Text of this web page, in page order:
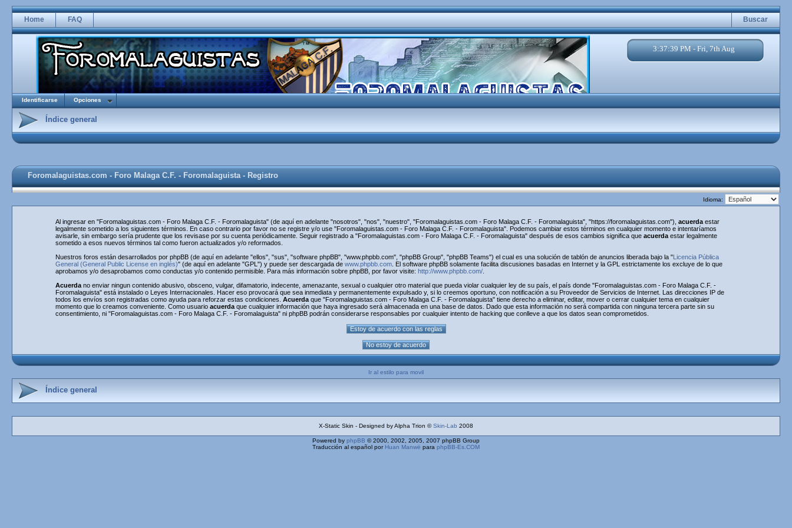
Home FAQ Buscar
3:37:39 PM - Fri, 7th Aug
Identificarse Opciones
Índice general
Foromalaguistas.com - Foro Malaga C.F. - Foromalaguista - Registro
Idioma:
Al ingresar en "Foromalaguistas.com - Foro Malaga C.F. - Foromalaguista" (de aquí en adelante "nosotros", "nos", "nuestro", "Foromalaguistas.com - Foro Malaga C.F. - Foromalaguista", "https://foromalaguistas.com"), acuerda estar
legalmente sometido a los siguientes términos. En caso contrario por favor no se registre y/o use "Foromalaguistas.com - Foro Malaga C.F. - Foromalaguista". Podemos cambiar estos términos en cualquier momento e intentaríamos
avisarle, sin embargo sería prudente que los revisase por su cuenta periódicamente. Seguir registrado a "Foromalaguistas.com - Foro Malaga C.F. - Foromalaguista" después de esos cambios significa que acuerda estar legalmente
sometido a esos nuevos términos tal como fueron actualizados y/o reformados.
Nuestros foros están desarrollados por phpBB (de aquí en adelante "ellos", "sus", "software phpBB", "www.phpbb.com", "phpBB Group", "phpBB Teams") el cual es una solución de tablón de anuncios liberada bajo la "Licencia Pública
General (General Public License en inglés)" (de aquí en adelante "GPL") y puede ser descargada de www.phpbb.com . El software phpBB solamente facilita discusiones basadas en Internet y la GPL estrictamente los excluye de lo que
aprobamos y/o desaprobamos como conductas y/o contenido permisible. Para más información sobre phpBB, por favor visite: http://www.phpbb.com/
Acuerda no enviar ningun contenido abusivo, obsceno, vulgar, difamatorio, indecente, amenazante, sexual o cualquier otro material que pueda violar cualquier ley de su país, el país donde "Foromalaguistas.com - Foro Malaga C.F. -
Foromalaguista" está instalado o Leyes Internacionales. Hacer eso provocará que sea inmediata y permanentemente expulsado y, si lo creemos oportuno, con notificación a su Proveedor de Servicios de Internet. Las direcciones IP de
todos los envíos son registradas como ayuda para reforzar estas condiciones. Acuerda que "Foromalaguistas.com - Foro Malaga C.F. - Foromalaguista" tiene derecho a eliminar, editar, mover o cerrar cualquier tema en cualquier
momento que lo creamos conveniente. Como usuario acuerda que cualquier información que haya ingresado será almacenada en una base de datos. Dado que esta información no será compartida con ninguna tercera parte sin su
consentimiento, ni "Foromalaguistas.com - Foro Malaga C.F. - Foromalaguista" ni phpBB podrán considerarse responsables por cualquier intento de hacking que conlleve a que los datos sean comprometidos.
Ir al estilo para movil
Índice general
X-Static Skin - Designed by Alpha Trion ©Skin-Lab 2008
Powered by phpBB © 2000, 2002, 2005, 2007 phpBB Group
Traducción al español por Huan Manwë para phpBB-Es.COM